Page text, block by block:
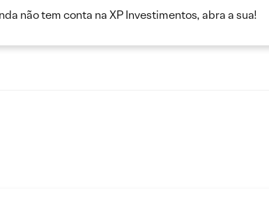
não tem conta na XP Investimentos, abra a sua!